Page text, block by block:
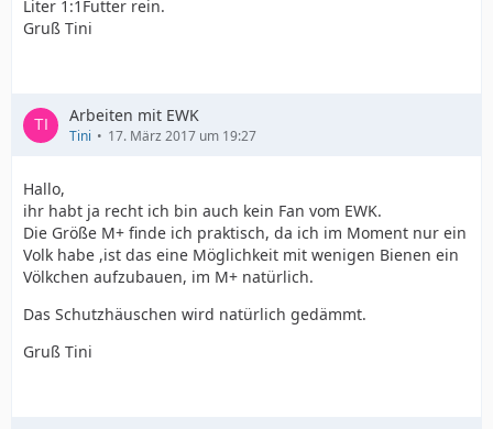
Liter 1:1Futter rein.
Gruß Tini
Arbeiten mit EWK
Tini 17. März 2017 um 19:27
Hallo,
ihr habt ja recht ich bin auch kein Fan vom EWK.
Die Größe M+ finde ich praktisch, da ich im Moment nur ein
Volk habe ,ist das eine Möglichkeit mit wenigen Bienen ein
Völkchen aufzubauen, im M+ natürlich.
Das Schutzhäuschen wird natürlich gedämmt.
Gruß Tini